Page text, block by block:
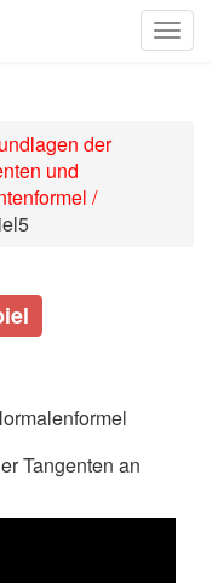
der
und
/
Tangenten an